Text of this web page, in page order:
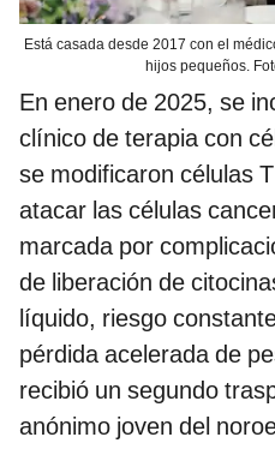
Está casada desde 2017 con el
hijos pequeños.
En enero de 2025, se
clínico de terapia con
se modificaron células
atacar las células
marcada por
de liberación de
líquido, riesgo
pérdida acelerada de
recibió un segundo
anónimo joven del